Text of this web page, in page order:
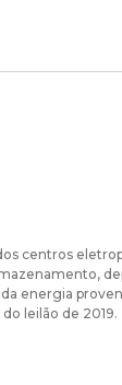
centros
energia
leilão de 2019.